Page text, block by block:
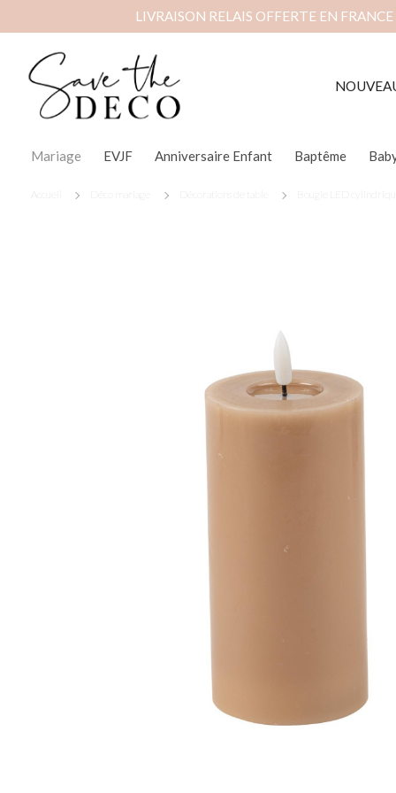
LIVRAISON RELAIS OFFERTE EN
Mariage EVJF Anniversaire Enfant Baptême
Accueil Déco mariage Décorations de table Bougie LED